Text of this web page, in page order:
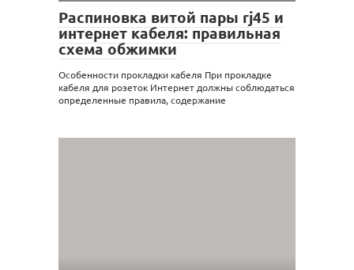
Распиновка витой пары rj45 и
интернет кабеля: правильная
схема обжимки
Особенности прокладки кабеля При прокладке
кабеля для розеток Интернет должны соблюдаться
определенные правила, содержание